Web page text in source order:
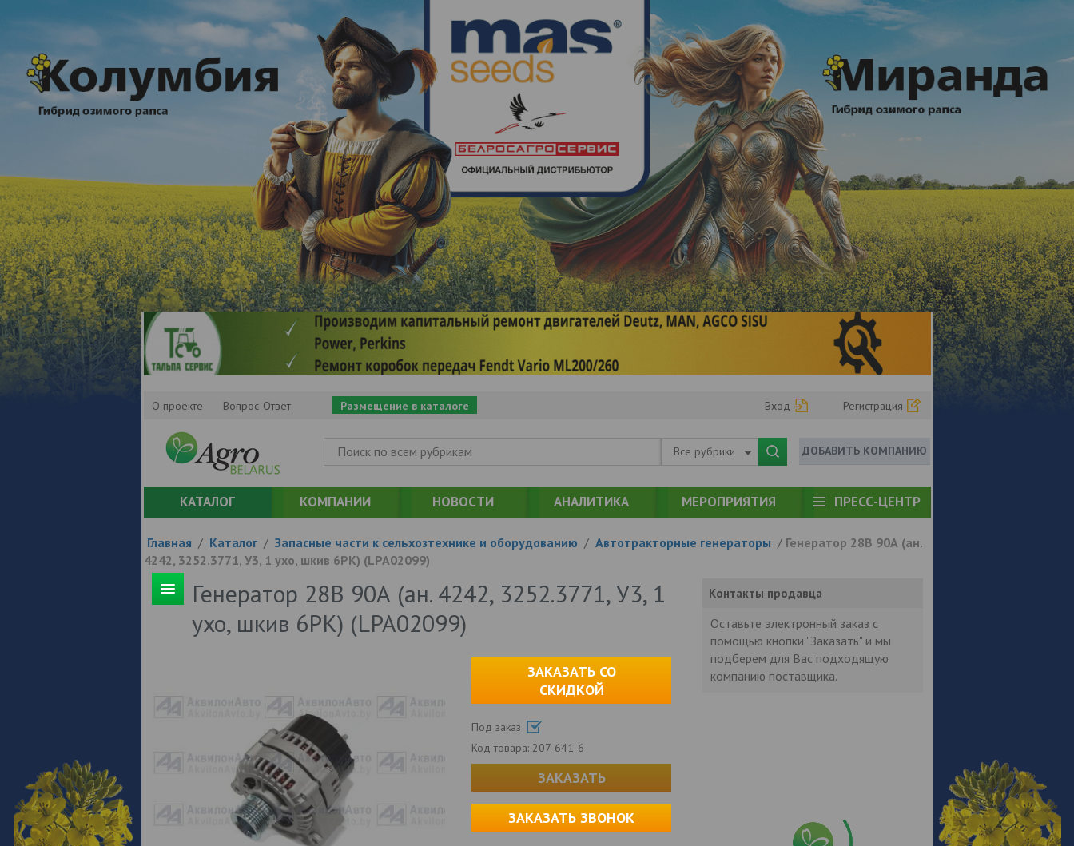
О проекте Вопрос-Ответ Размещение в каталоге Вход Регистрация
Все рубрики ДОБАВИТЬ КОМПАНИЮ
КАТАЛОГ КОМПАНИИ НОВОСТИ АНАЛИТИКА МЕРОПРИЯТИЯ ПРЕСС-ЦЕНТР
Главная / Каталог / Запасные части к сельхозтехнике и оборудованию / Автотракторные генераторы / Генератор 28В 90А (ан.
4242, 3252.3771, У3, 1 ухо, шкив 6РК) (LPA02099)
Генератор 28В 90А (ан. 4242, 3252.3771, У3, 1
ухо, шкив 6РК) (LPA02099)
ЗАКАЗАТЬ СО
СКИДКОЙ
Под заказ
Код товара: 207-641-6
ЗАКАЗАТЬ
ЗАКАЗАТЬ ЗВОНОК
Контакты продавца
Оставьте электронный заказ с
помощью кнопки "Заказать" и мы
подберем для Вас подходящую
компанию поставщика.